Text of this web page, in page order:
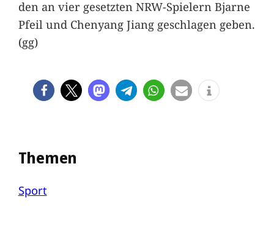
den an vier gesetzten NRW-Spielern Bjarne
Pfeil und Chenyang Jiang geschlagen geben.
(gg)
Themen
Sport